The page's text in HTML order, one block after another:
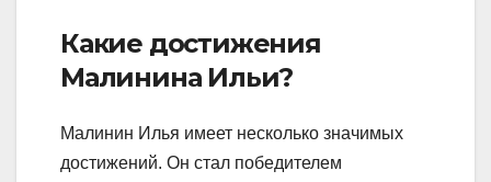
Какие достижения
Малинина Ильи?
Малинин Илья имеет несколько значимых
достижений. Он стал победителем